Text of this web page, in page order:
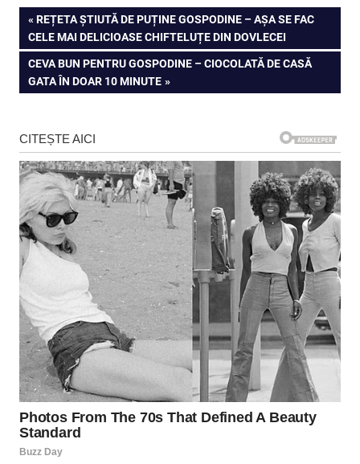
Navigare
în
articole
PREVIOUS
POST:
REȚETA ȘTIUTĂ DE PUȚINE GOSPODINE – AȘA SE FAC
CELE MAI DELICIOASE CHIFTELUȚE DIN DOVLECEI
NEXT
POST:
CEVA BUN PENTRU GOSPODINE – CIOCOLATĂ DE CASĂ
GATA ÎN DOAR 10 MINUTE